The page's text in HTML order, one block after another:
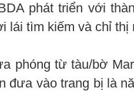
phát triển với
lái tìm kiếm và chỉ
phóng từ tàu/bờ
đưa vào trang bị là